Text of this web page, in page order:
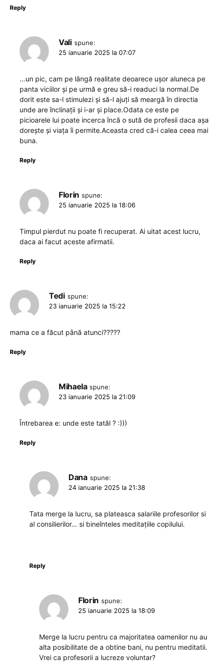
Reply
Vali spune:
25 ianuarie 2025 la 07:07
…un pic, cam pe lângă realitate deoarece ușor aluneca pe
panta viciilor și pe urmă e greu să-i readuci la normal.De
dorit este sa-l stimulezi și să-l ajuți să meargă în directia
unde are înclinații și i-ar și place.Odata ce este pe
picioarele lui poate incerca încă o sută de profesii daca așa
dorește și viața îi permite.Aceasta cred că-i calea ceea mai
buna.
Reply
Florin spune:
25 ianuarie 2025 la 18:06
Timpul pierdut nu poate fi recuperat. Ai uitat acest lucru,
daca ai facut aceste afirmatii.
Reply
Tedi spune:
23 ianuarie 2025 la 15:22
mama ce a făcut până atunci?????
Reply
Mihaela spune:
23 ianuarie 2025 la 21:09
Întrebarea e: unde este tatăl ? :)))
Reply
Dana spune:
24 ianuarie 2025 la 21:38
Tata merge la lucru, sa plateasca salariile profesorilor si
al consilierilor… si bineînteles meditațiile copilului.
Reply
Florin spune:
25 ianuarie 2025 la 18:09
Merge la lucru pentru ca majoritatea oamenilor nu au
alta posibilitate de a obtine bani, nu pentru meditatii.
Vrei ca profesorii a lucreze voluntar?